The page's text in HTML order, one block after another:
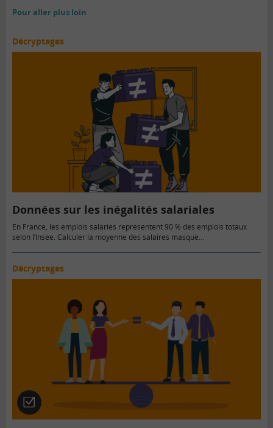
Pour aller plus loin
Décryptages
Données sur les inégalités salariales
En France, les emplois salariés représentent 90 % des emplois totaux
selon l’Insee. Calculer la moyenne des salaires masque…
Décryptages
Quiz